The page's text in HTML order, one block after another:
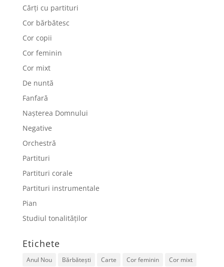
Cărți cu partituri
Cor bărbătesc
Cor copii
Cor feminin
Cor mixt
De nuntă
Fanfară
Nașterea Domnului
Negative
Orchestră
Partituri
Partituri corale
Partituri instrumentale
Pian
Studiul tonalităților
Etichete
Anul Nou Bărbătești Carte Cor feminin Cor mixt